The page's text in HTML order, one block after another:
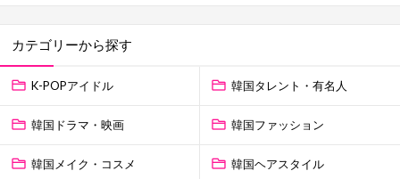
カテゴリーから探す
K-POPアイドル 韓国タレント・有名人
韓国ドラマ・映画 韓国ファッション
韓国メイク・コスメ 韓国ヘアスタイル